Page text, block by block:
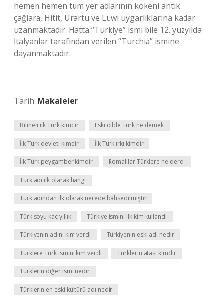
hemen hemen tüm yer adlarının kökeni antik
çağlara, Hitit, Urartu ve Luwi uygarlıklarına kadar
uzanmaktadır. Hatta “Türkiye” ismi bile 12. yüzyılda
İtalyanlar tarafından verilen “Turchia” ismine
dayanmaktadır.
Tarih: Makaleler
Bilinen ilk Türk kimdir Eski dilde Türk ne demek
İlk Türk devleti kimdir İlk Türk ırkı kimdir
İlk Türk peygamber kimdir Romalılar Türklere ne derdi
Türk adı ilk olarak hangi
Türk adından ilk olarak nerede bahsedilmiştir
Türk soyu kaç yıllık Türkiye ismini ilk kim kullandı
Türkiyenin adını kim verdi Türkiyenin eski adı nedir
Türklere Türk ismini kim verdi Türklerin atası kimdir
Türklerin diğer ismi nedir
Türklerin en eski kültürü adı nedir